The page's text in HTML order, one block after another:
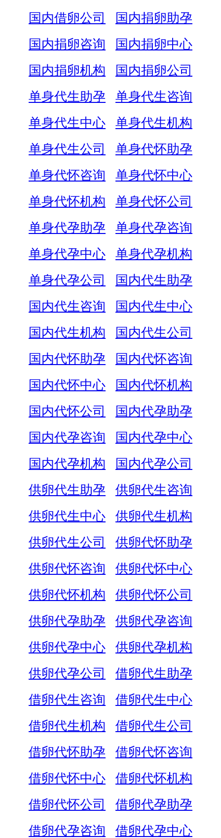
国内借卵公司
国内捐卵助孕
国内捐卵咨询
国内捐卵中心
国内捐卵机构
国内捐卵公司
单身代生助孕
单身代生咨询
单身代生中心
单身代生机构
单身代生公司
单身代怀助孕
单身代怀咨询
单身代怀中心
单身代怀机构
单身代怀公司
单身代孕助孕
单身代孕咨询
单身代孕中心
单身代孕机构
单身代孕公司
国内代生助孕
国内代生咨询
国内代生中心
国内代生机构
国内代生公司
国内代怀助孕
国内代怀咨询
国内代怀中心
国内代怀机构
国内代怀公司
国内代孕助孕
国内代孕咨询
国内代孕中心
国内代孕机构
国内代孕公司
供卵代生助孕
供卵代生咨询
供卵代生中心
供卵代生机构
供卵代生公司
供卵代怀助孕
供卵代怀咨询
供卵代怀中心
供卵代怀机构
供卵代怀公司
供卵代孕助孕
供卵代孕咨询
供卵代孕中心
供卵代孕机构
供卵代孕公司
借卵代生助孕
借卵代生咨询
借卵代生中心
借卵代生机构
借卵代生公司
借卵代怀助孕
借卵代怀咨询
借卵代怀中心
借卵代怀机构
借卵代怀公司
借卵代孕助孕
借卵代孕咨询
借卵代孕中心